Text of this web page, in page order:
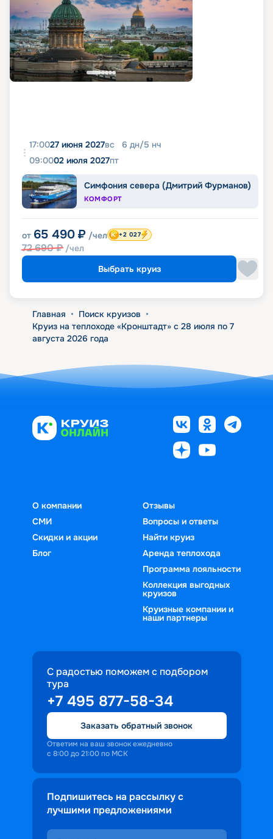
17:0027 июня 2027вс 6 дн/5 нч
09:0002 июля 2027пт
Симфония севера (Дмитрий Фурманов)
КОМФОРТ
от 65 490 ₽ /чел
72 690₽ /чел
+2 027
Выбрать круиз
Главная • Поиск круизов •
Круиз на теплоходе «Кронштадт» с 28 июля по 7
августа 2026 года
О компании
СМИ
Скидки и акции
Блог
Отзывы
Вопросы и ответы
Найти круиз
Аренда теплохода
Программа лояльности
Коллекция выгодных
круизов
Круизные компании и
наши партнеры
С радостью поможем с подбором
тура
+7 495 877-58-34
Заказать обратный звонок
Ответим на ваш звонок ежедневно
с 8:00 до 21:00 по МСК
Подпишитесь на рассылку с
лучшими предложениями